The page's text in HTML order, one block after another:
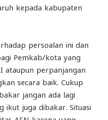
kepada kabupaten
persoalan ini dan
Pemkab/kota yang
ataupun perpanjangan
secara baik. Cukup
jangan ada lagi
ikut juga dibakar. Situasi